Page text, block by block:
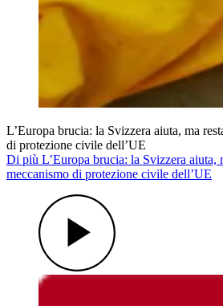
L’Europa brucia: la Svizzera aiuta, ma
di protezione civile dell’UE
Di più L’Europa brucia: la Svizzera aiuta,
meccanismo di protezione civile dell’UE